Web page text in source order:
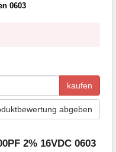
0603
kaufen
abgeben
2% 16VDC 0603